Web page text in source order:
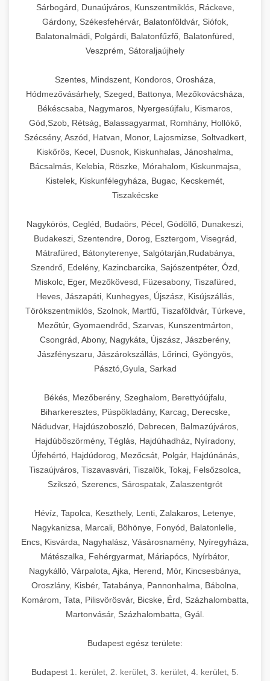
Sárbogárd, Dunaújváros, Kunszentmiklós, Ráckeve,
Gárdony, Székesfehérvár, Balatonföldvár, Siófok,
Balatonalmádi, Polgárdi, Balatonfűzfő, Balatonfüred,
Veszprém, Sátoraljaújhely
Szentes, Mindszent, Kondoros, Orosháza,
Hódmezővásárhely, Szeged, Battonya, Mezőkovácsháza,
Békéscsaba, Nagymaros, Nyergesújfalu, Kismaros,
Göd,Szob, Rétság, Balassagyarmat, Romhány, Hollókő,
Szécsény, Aszód, Hatvan, Monor, Lajosmizse, Soltvadkert,
Kiskőrös, Kecel, Dusnok, Kiskunhalas, Jánoshalma,
Bácsalmás, Kelebia, Röszke, Mórahalom, Kiskunmajsa,
Kistelek, Kiskunfélegyháza, Bugac, Kecskemét,
Tiszakécske
Nagykörös, Cegléd, Budaörs, Pécel, Gödöllő, Dunakeszi,
Budakeszi, Szentendre, Dorog, Esztergom, Visegrád,
Mátrafüred, Bátonyterenye, Salgótarján,Rudabánya,
Szendrő, Edelény, Kazincbarcika, Sajószentpéter, Ózd,
Miskolc, Eger, Mezőkövesd, Füzesabony, Tiszafüred,
Heves, Jászapáti, Kunhegyes, Újszász, Kisújszállás,
Törökszentmiklós, Szolnok, Martfű, Tiszaföldvár, Túrkeve,
Mezőtúr, Gyomaendrőd, Szarvas, Kunszentmárton,
Csongrád, Abony, Nagykáta, Újszász, Jászberény,
Jászfényszaru, Jászárokszállás, Lőrinci, Gyöngyös,
Pásztó,Gyula, Sarkad
Békés, Mezőberény, Szeghalom, Berettyóújfalu,
Biharkeresztes, Püspökladány, Karcag, Derecske,
Nádudvar, Hajdúszoboszló, Debrecen, Balmazújváros,
Hajdúböszörmény, Téglás, Hajdúhadház, Nyíradony,
Újfehértó, Hajdúdorog, Mezőcsát, Polgár, Hajdúnánás,
Tiszaújváros, Tiszavasvári, Tiszalök, Tokaj, Felsőzsolca,
Szikszó, Szerencs, Sárospatak, Zalaszentgrót
Hévíz, Tapolca, Keszthely, Lenti, Zalakaros, Letenye,
Nagykanizsa, Marcali, Böhönye, Fonyód, Balatonlelle,
Encs, Kisvárda, Nagyhalász, Vásárosnamény, Nyíregyháza,
Mátészalka, Fehérgyarmat, Máriapócs, Nyírbátor,
Nagykálló, Várpalota, Ajka, Herend, Mór, Kincsesbánya,
Oroszlány, Kisbér, Tatabánya, Pannonhalma, Bábolna,
Komárom, Tata, Pilisvörösvár, Bicske, Érd, Százhalombatta,
Martonvásár, Százhalombatta, Gyál.
Budapest egész területe:
Budapest 1. kerület 2. kerület 3. kerület 4. kerület 5.